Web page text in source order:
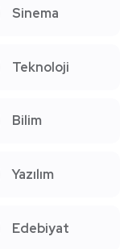
Sinema
Teknoloji
Bilim
Yazılım
Edebiyat